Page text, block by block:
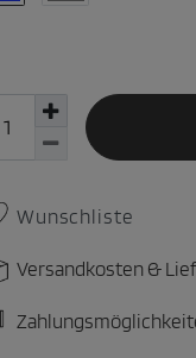
Wunschliste
Versandkosten &